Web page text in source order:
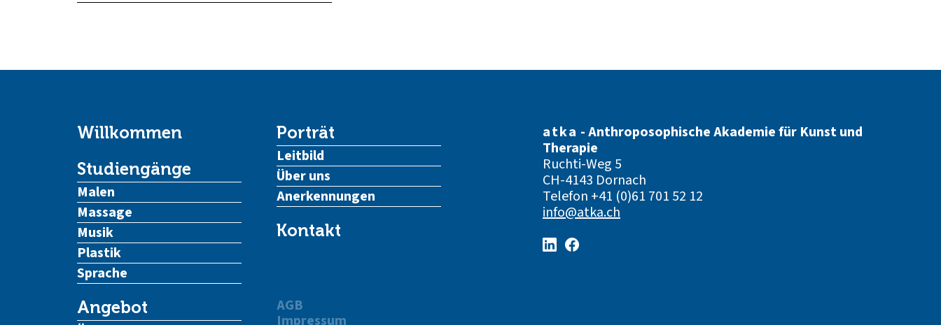
Willkommen
Studiengänge
Malen
Massage
Musik
Plastik
Sprache
Angebot
Porträt
Leitbild
Über uns
Anerkennungen
Kontakt
AGB
Impressum
atka - Anthroposophische Akademie für Kunst und
Therapie
Ruchti-Weg 5
CH-4143 Dornach
Telefon +41 (0)61 701 52 12
info@atka.ch